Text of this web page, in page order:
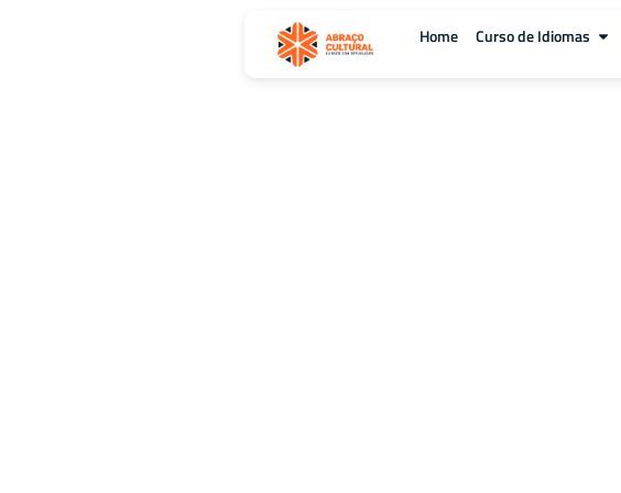
Home Curso de Idiomas